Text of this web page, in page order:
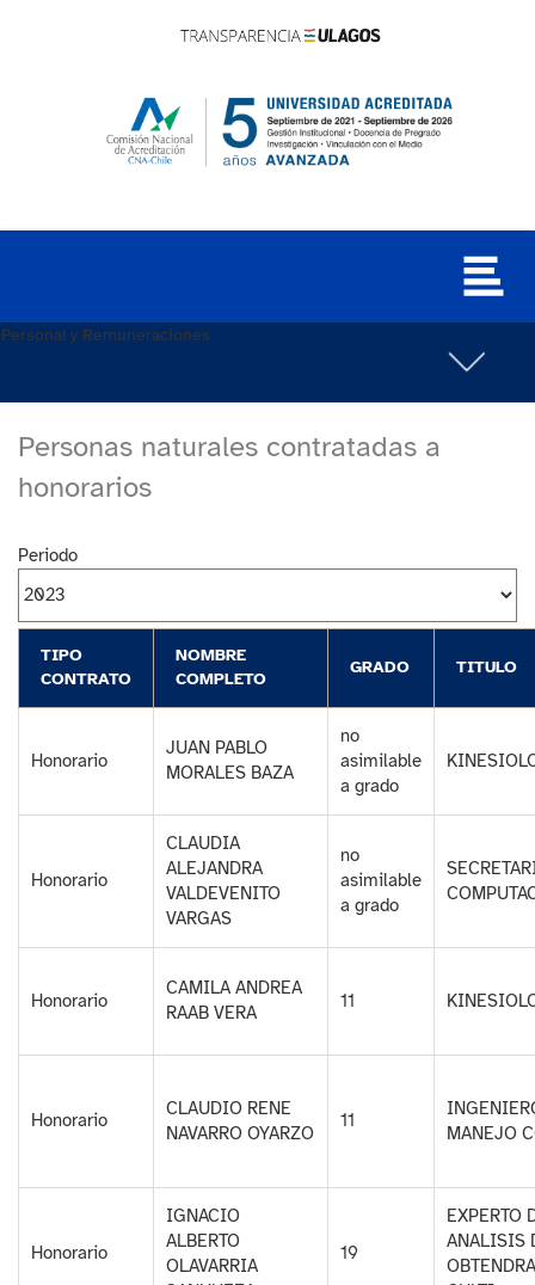
Personal y Remuneraciones
Personas naturales contratadas a
honorarios
Periodo
TIPO
CONTRATO
NOMBRE
COMPLETO
GRADO TITULO
Honorario
JUAN PABLO
MORALES BAZA
no
asimilable
a grado
Honorario
CLAUDIA
ALEJANDRA
VALDEVENITO
VARGAS
no
asimilable
a grado
Honorario
CAMILA ANDREA
RAAB VERA
11
Honorario
CLAUDIO RENE
NAVARRO OYARZO
11
MANEJO
Honorario
IGNACIO
ALBERTO
OLAVARRIA
19
EXPERTO
ANALISIS